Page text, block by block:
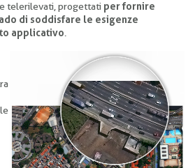
telerilevati, progettati per fornire
di soddisfare le esigenze
applicativo